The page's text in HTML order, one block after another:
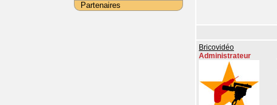
Bricovidéo
Administrateur
Partenaires